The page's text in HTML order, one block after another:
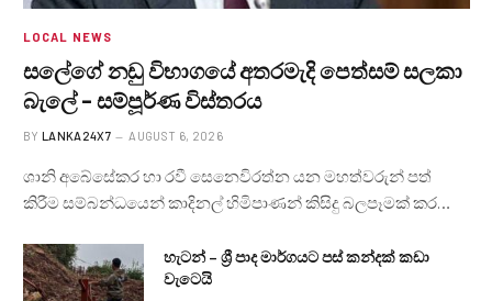
LOCAL NEWS
සලේගේ නඩු විභාගයේ අතරමැදි පෙත්සම් සලකා
බැලේ – සම්පූර්ණ විස්තරය
BY LANKA24X7 AUGUST 6, 2026
ශානි අබේසේකර හා රවී සෙනෙවිරත්න යන මහත්වරුන් පත්
කිරීම සම්බන්ධයෙන් කාදිනල් හිමිපාණන් කිසිදු බලපෑමක් කර…
හැටන් – ශ්‍රී පාද මාර්ගයට පස් කන්දක් කඩා
වැටෙයි